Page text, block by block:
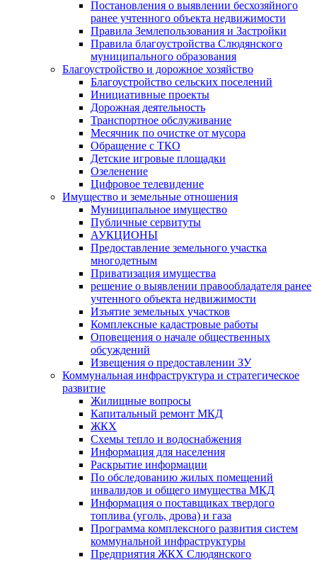
Постановления о выявлении бесхозяйного
ранее учтенного объекта недвижимости
Правила Землепользования и Застройки
Правила благоустройства Слюдянского
муниципального образования
Благоустройство и дорожное хозяйство
Благоустройство сельских поселений
Инициативные проекты
Дорожная деятельность
Транспортное обслуживание
Месячник по очистке от мусора
Обращение с ТКО
Детские игровые площадки
Озеленение
Цифровое телевидение
Имущество и земельные отношения
Муниципальное имущество
Публичные сервитуты
АУКЦИОНЫ
Предоставление земельного участка
многодетным
Приватизация имущества
решение о выявлении правообладателя ранее
учтенного объекта недвижимости
Изъятие земельных участков
Комплексные кадастровые работы
Оповещения о начале общественных
обсуждений
Извещения о предоставлении ЗУ
Коммунальная инфраструктура и стратегическое
развитие
Жилищные вопросы
Капитальный ремонт МКД
ЖКХ
Схемы тепло и водоснабжения
Информация для населения
Раскрытие информации
По обследованию жилых помещений
инвалидов и общего имущества МКД
Информация о поставщиках твердого
топлива (уголь, дрова) и газа
Программа комплексного развития систем
коммунальной инфраструктуры
Предприятия ЖКХ Слюдянского